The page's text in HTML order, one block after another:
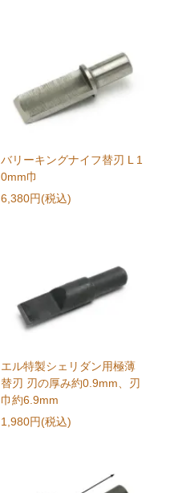
バリーキングナイフ替刃 L 1
0mm巾
6,380円(税込)
エル特製シェリダン用極薄
替刃 刃の厚み約0.9mm、刃
巾約6.9mm
1,980円(税込)